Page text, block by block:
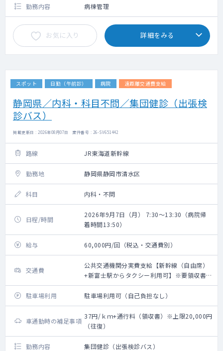
勤務内容 病棟管理
お気に入り 詳細をみる
スポット 日勤（午前診） 病院 遠距離交通費支給
静岡県／内科・科目不問／集団健診（出張検
診バス）
掲載更新日 : 2026年08月07日 案件番号 : 26-SV651442
路線 JR東海道新幹線
勤務地 静岡県静岡市清水区
科目 内科・不問
日程/時間
2026年9月7日（月） 7:30～13:30（病院帰
着時間13:50）
給与 60,000円/回（税込・交通費別）
交通費
公共交通機関分実費支給【新幹線（自由席）
+新富士駅からタクシー利用可】※要領収書・
上限20,000円（往復）
駐車場利用
駐車場利用可（自己負担なし）
車通勤時の補足事項
37円/ｋｍ+通行料（領収書）※上限20,000円
（往復）
勤務内容 集団健診（出張検診バス）